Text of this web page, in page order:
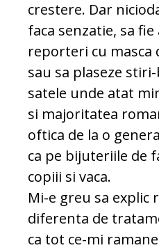
crestere. Dar
faca senzatie, sa
reporteri cu masca
sau sa plaseze
satele unde atat
si majoritatea
oftica de la o
ca pe bijuteriile de
copiii si vaca.
Mi-e greu sa explic
diferenta de
ca tot ce-mi